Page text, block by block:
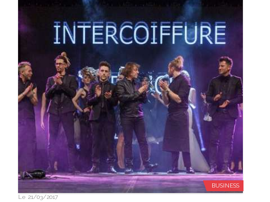
21/03/2017
Retour sur le show d’Intercoiffure France au Beauté
Sélection de Nantes